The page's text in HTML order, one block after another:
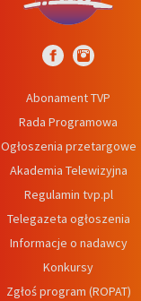
Abonament TVP
Rada Programowa
Ogłoszenia przetargowe
Akademia Telewizyjna
Regulamin tvp.pl
Telegazeta ogłoszenia
Informacje o nadawcy
Konkursy
Zgłoś program (ROPAT)